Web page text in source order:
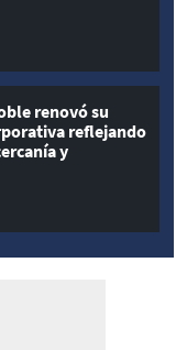
renovó su
reflejando
y